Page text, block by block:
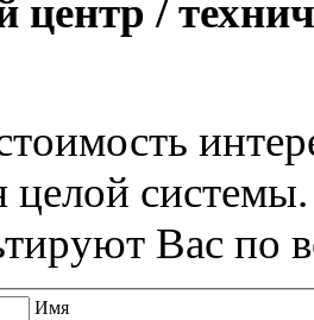
центр /
целой
Вас по
Имя